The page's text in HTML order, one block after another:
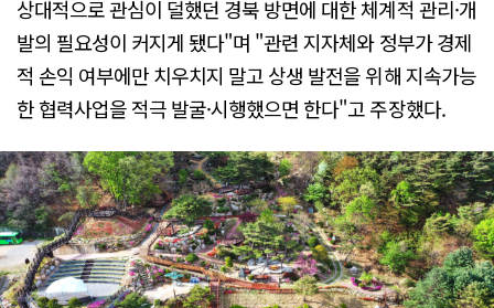
상대적으로 관심이 덜했던 경북 방면에 대한 체계적 관리·개
발의 필요성이 커지게 됐다"며 "관련 지자체와 정부가 경제
적 손익 여부에만 치우치지 말고 상생 발전을 위해 지속가능
한 협력사업을 적극 발굴·시행했으면 한다"고 주장했다.